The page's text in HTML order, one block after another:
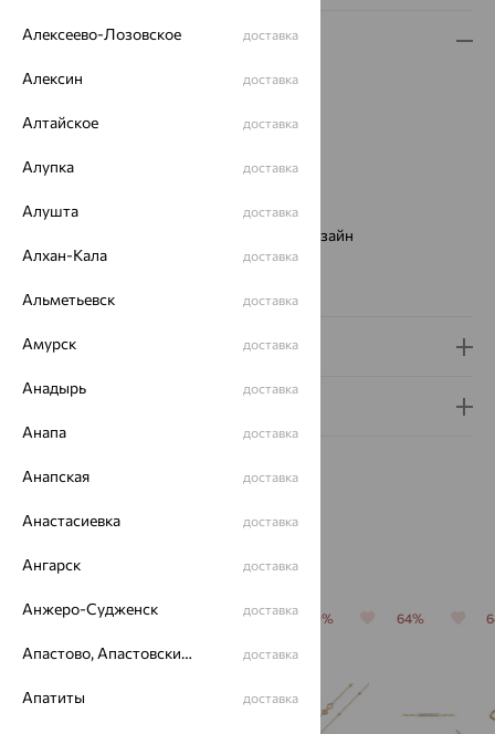
Описание
Вид изделия:
Металл:Золото
Цвет металла:
Страна происхождения:
РОССИЯ
Европейский дизайн
Вес металла:
Доставка и оплата
Похожие изделия
64% 64% 64% 70% 64%
Алексеево-Лозовское доставка
Алексин доставка
Алтайское доставка
Алупка доставка
Алушта доставка
Алхан-Кала доставка
Альметьевск доставка
Амурск доставка
Анадырь доставка
Анапа доставка
Анапская доставка
Анастасиевка доставка
Ангарск доставка
Анжеро-Судженск доставка
Апастово, Апастовский район доставка
Апатиты доставка